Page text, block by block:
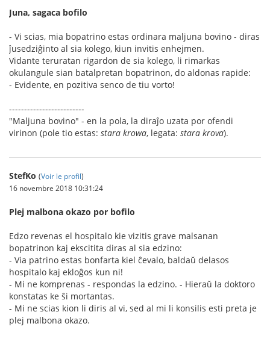
Juna, sagaca bofilo
- Vi scias, mia bopatrino estas ordinara maljuna bovino - diras
ĵusedziĝinto al sia kolego, kiun invitis enhejmen.
Vidante teruratan rigardon de sia kolego, li rimarkas
okulangule sian batalpretan bopatrinon, do aldonas rapide:
- Evidente, en pozitiva senco de tiu vorto!
-------------------------
"Maljuna bovino" - en la pola, la diraĵo uzata por ofendi
virinon (pole tio estas: stara krowa, legata: stara krova).
StefKo (Voir le profil)
16 novembre 2018 10:31:24
Plej malbona okazo por bofilo
Edzo revenas el hospitalo kie vizitis grave malsanan
bopatrinon kaj ekscitita diras al sia edzino:
- Via patrino estas bonfarta kiel ĉevalo, baldaŭ delasos
hospitalo kaj ekloĝos kun ni!
- Mi ne komprenas - respondas la edzino. - Hieraŭ la doktoro
konstatas ke ŝi mortantas.
- Mi ne scias kion li diris al vi, sed al mi li konsilis esti preta je
plej malbona okazo.